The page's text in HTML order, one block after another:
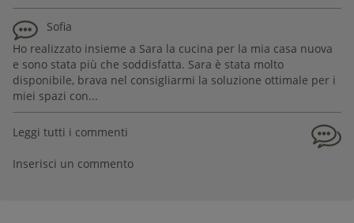
Sofia
Ho realizzato insieme a Sara la cucina per la mia casa nuova
e sono stata più che soddisfatta. Sara è stata molto
disponibile, brava nel consigliarmi la soluzione ottimale per i
miei spazi con...
Leggi tutti i commenti
Inserisci un commento